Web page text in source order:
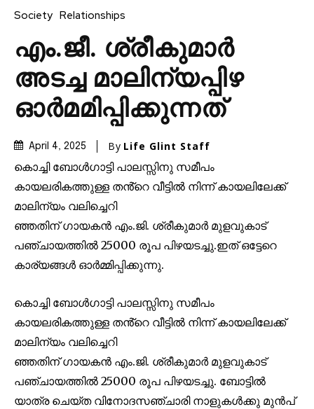
Society Relationships
എം.ജീ. ശ്രീകുമാർ
അടച്ച മാലിന്യപ്പിഴ
ഓർമമിപ്പിക്കുന്നത്
April 4, 2025 By Life Glint Staff
കൊച്ചി ബോൾഗാട്ടി പാലസ്സിനു സമീപം
കായലരികത്തുള്ള തൻ്റെ വീട്ടിൽ നിന്ന് കായലിലേക്ക്
മാലിന്യം വലിച്ചെറി
ഞ്ഞതിന് ഗായകൻ എം.ജി. ശ്രീകുമാർ മുളവുകാട്
പഞ്ചായത്തിൽ 25000 രൂപ പിഴയടച്ചു.ഇത് ഒട്ടേറെ
കാര്യങ്ങൾ ഓർമ്മിപ്പിക്കുന്നു.
കൊച്ചി ബോൾഗാട്ടി പാലസ്സിനു സമീപം
കായലരികത്തുള്ള തൻ്റെ വീട്ടിൽ നിന്ന് കായലിലേക്ക്
മാലിന്യം വലിച്ചെറി
ഞ്ഞതിന് ഗായകൻ എം.ജി. ശ്രീകുമാർ മുളവുകാട്
പഞ്ചായത്തിൽ 25000 രൂപ പിഴയടച്ചു. ബോട്ടിൽ
യാത്ര ചെയ്ത വിനോദസഞ്ചാരി നാളുകൾക്കു മുൻപ്